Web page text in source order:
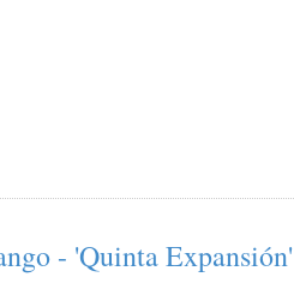
- 'Quinta Expansión'